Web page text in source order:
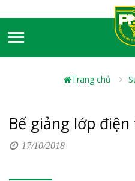
Trang chủ
Bế giảng lớp
17/10/2018